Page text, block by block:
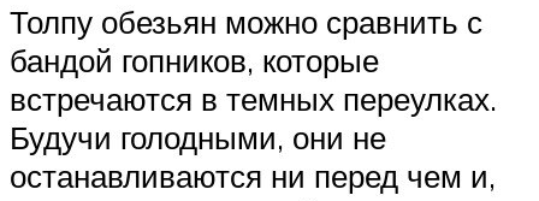
Толпу обезьян можно сравнить с
бандой гопников, которые
встречаются в темных переулках.
Будучи голодными, они не
останавливаются ни перед чем и,